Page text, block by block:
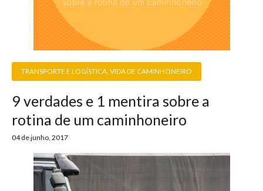
TRANSPORTE E LOGÍSTICA VIDA DE CAMINHONEIRO
9 verdades e 1 mentira sobre a
rotina de um caminhoneiro
04 de junho, 2017